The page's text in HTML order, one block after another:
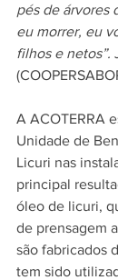
pés de árvores
eu morrer, eu
filhos e netos”.
A ACOTERRA
Unidade de
Licuri nas
principal
óleo de licuri,
de prensagem
são fabricados
tem sido